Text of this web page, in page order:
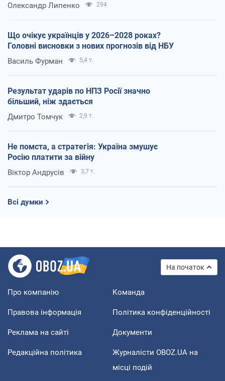
Олександр Липенко 294
Що очікує українців у 2026–2028 роках?
Головні висновки з нових прогнозів від НБУ
Василь Фурман 5,4 т.
Результат ударів по НПЗ Росії значно
більший, ніж здається
Дмитро Томчук 2,9 т.
Не помста, а стратегія: Україна змушує
Росію платити за війну
Віктор Андрусів 3,7 т.
Всі думки
На початок
Про компанію Команда
Правова інформація Політика конфіденційності
Реклама на сайті Документи
Редакційна політика
Журналісти OBOZ.UA на
місці подій